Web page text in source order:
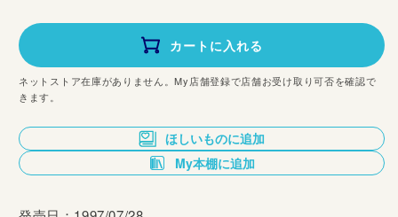
価
格
カートに入れる
ネットストア在庫がありません。My店舗登録で店舗お受け取り可否を確認で
きます。
ほしいものに追加
My本棚に追加